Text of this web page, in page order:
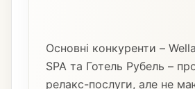
Основні конкуренти –
SPA та Готель Рубель –
релакс-послуги, але не